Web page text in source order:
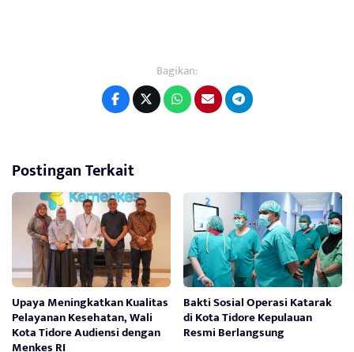
Bagikan:
Postingan Terkait
Upaya Meningkatkan Kualitas
Pelayanan Kesehatan, Wali
Kota Tidore Audiensi dengan
Menkes RI
Bakti Sosial Operasi Katarak
di Kota Tidore Kepulauan
Resmi Berlangsung